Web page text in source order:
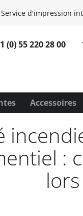
Service d'impression
(0) 55 220 28 00
Accessoires
: